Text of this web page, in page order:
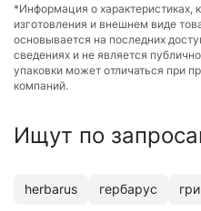
*Информация о характеристиках,
изготовления и внешнем виде
основывается на последних
сведениях и не является
упаковки может отличаться при
компаний.
Ищут по
herbarus гербарус